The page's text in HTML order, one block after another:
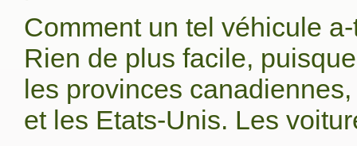
Comment un tel véhicule
Rien de plus facile,
les provinces
et les Etats-Unis. Les